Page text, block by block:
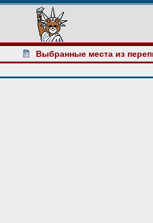
Выбранные места из